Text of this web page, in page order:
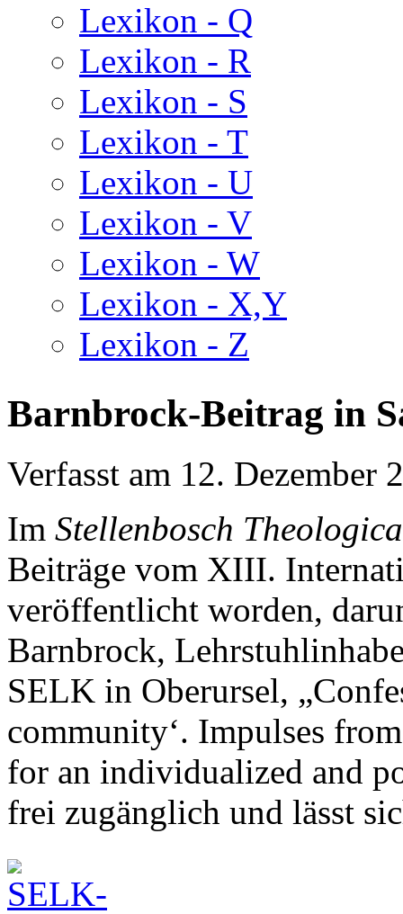
Lexikon - Q
Lexikon - R
Lexikon - S
Lexikon - T
Lexikon - U
Lexikon - V
Lexikon - W
Lexikon - X,Y
Lexikon - Z
Barnbrock-Beitrag in
Verfasst am 12. Dezember
Im Stellenbosch
Beiträge vom XIII.
veröffentlicht worden,
Barnbrock,
SELK in Oberursel,
community‘. Impulses
for an individualized and
frei zugänglich und lässt